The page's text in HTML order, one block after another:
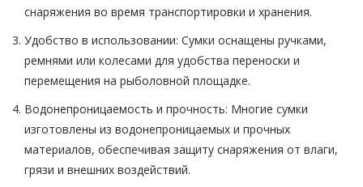
снаряжения во время транспортировки и хранения.
Удобство в использовании: Сумки оснащены ручками,
ремнями или колесами для удобства переноски и
перемещения на рыболовной площадке.
Водонепроницаемость и прочность: Многие сумки
изготовлены из водонепроницаемых и прочных
материалов, обеспечивая защиту снаряжения от влаги,
грязи и внешних воздействий.